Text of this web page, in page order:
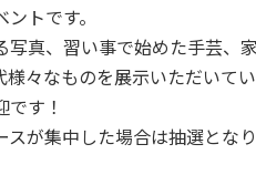
トです。
写真、習い事で始めた手芸、
々なものを展示いただいてい
す！
が集中した場合は抽選となり